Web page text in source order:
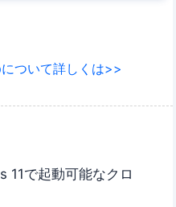
ついて詳しくは>>
11で起動可能なクロ